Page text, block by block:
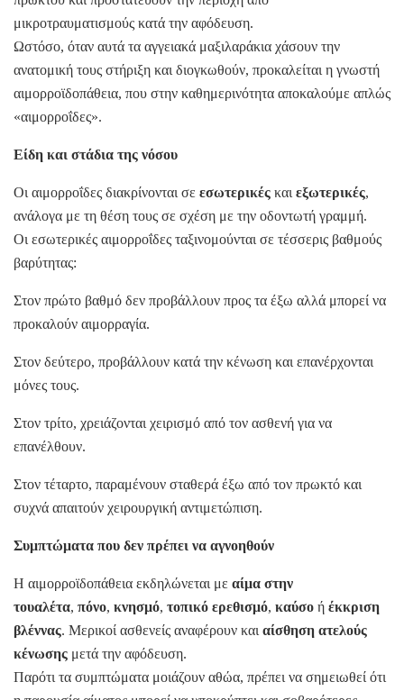
μικροτραυματισμούς κατά την αφόδευση.
Ωστόσο, όταν αυτά τα αγγειακά μαξιλαράκια χάσουν την
ανατομική τους στήριξη και διογκωθούν, προκαλείται η γνωστή
αιμορροϊδοπάθεια, που στην καθημερινότητα αποκαλούμε απλώς
«αιμορροΐδες».
Είδη και στάδια της νόσου
Οι αιμορροΐδες διακρίνονται σε εσωτερικές και εξωτερικές,
ανάλογα με τη θέση τους σε σχέση με την οδοντωτή γραμμή.
Οι εσωτερικές αιμορροΐδες ταξινομούνται σε τέσσερις βαθμούς
βαρύτητας:
Στον πρώτο βαθμό δεν προβάλλουν προς τα έξω αλλά μπορεί να
προκαλούν αιμορραγία.
Στον δεύτερο, προβάλλουν κατά την κένωση και επανέρχονται
μόνες τους.
Στον τρίτο, χρειάζονται χειρισμό από τον ασθενή για να
επανέλθουν.
Στον τέταρτο, παραμένουν σταθερά έξω από τον πρωκτό και
συχνά απαιτούν χειρουργική αντιμετώπιση.
Συμπτώματα που δεν πρέπει να αγνοηθούν
Η αιμορροϊδοπάθεια εκδηλώνεται με αίμα στην
τουαλέτα, πόνο, κνησμό, τοπικό ερεθισμό, καύσο ή έκκριση
βλέννας. Μερικοί ασθενείς αναφέρουν και αίσθηση ατελούς
κένωσης μετά την αφόδευση.
Παρότι τα συμπτώματα μοιάζουν αθώα, πρέπει να σημειωθεί ότι